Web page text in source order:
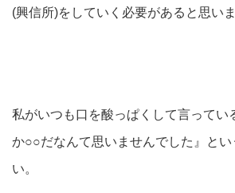
(興信所)をしていく必要があると思いま
私がいつも口を酸っぱくして言ってい
か○○だなんて思いませんでした』とい
い。